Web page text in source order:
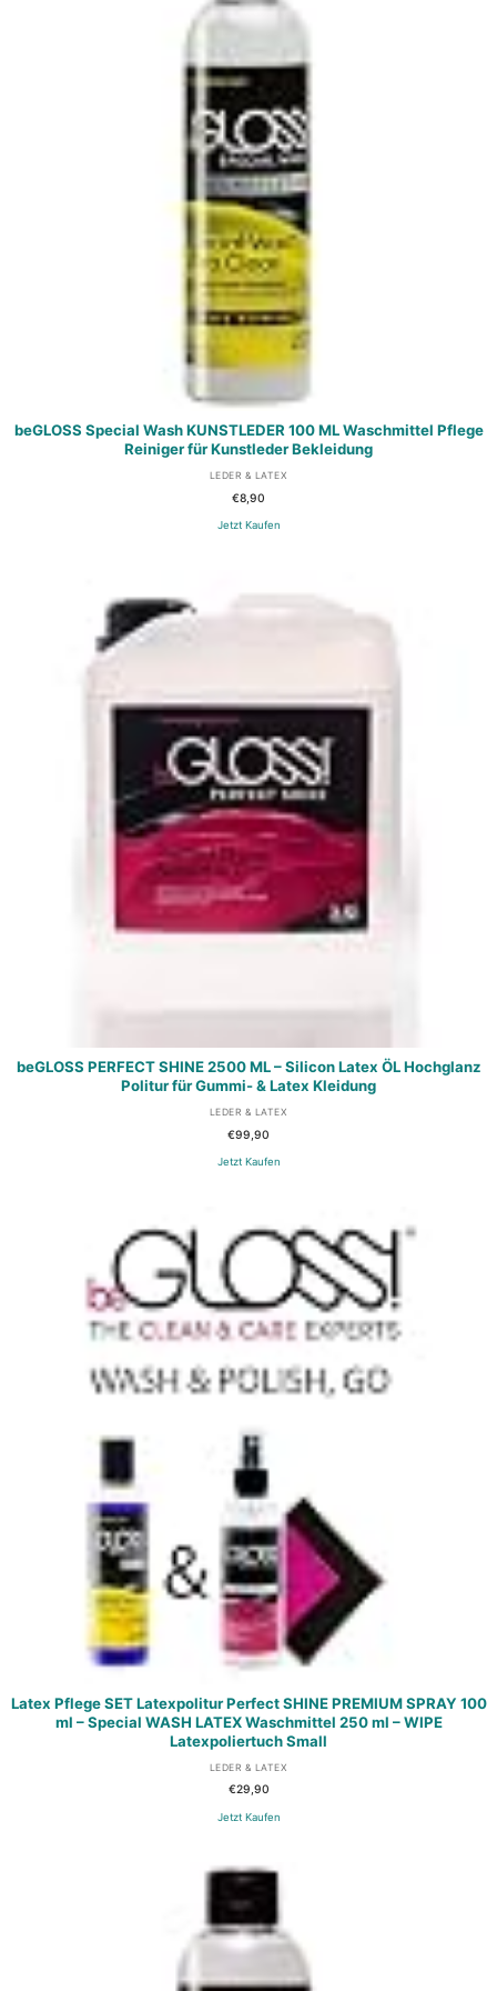
beGLOSS Special Wash KUNSTLEDER 100 ML Waschmittel Pflege
Reiniger für Kunstleder Bekleidung
LEDER & LATEX
€8,90
Jetzt Kaufen
beGLOSS PERFECT SHINE 2500 ML – Silicon Latex ÖL Hochglanz
Politur für Gummi- & Latex Kleidung
LEDER & LATEX
€99,90
Jetzt Kaufen
Latex Pflege SET Latexpolitur Perfect SHINE PREMIUM SPRAY 100
ml – Special WASH LATEX Waschmittel 250 ml – WIPE
Latexpoliertuch Small
LEDER & LATEX
€29,90
Jetzt Kaufen